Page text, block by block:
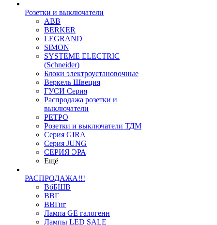
Розетки и выключатели
ABB
BERKER
LEGRAND
SIMON
SYSTEME ELECTRIC
(Schneider)
Блоки электроустановочные
Веркель Швеция
ГУСИ Серия
Распродажа розетки и
выключатели
РЕТРО
Розетки и выключатели ТДМ
Серия GIRA
Серия JUNG
СЕРИЯ ЭРА
Ещё
РАСПРОДАЖА!!!
ВбБШВ
ВВГ
ВВГнг
Лампа GE галогенн
Лампы LED SALE